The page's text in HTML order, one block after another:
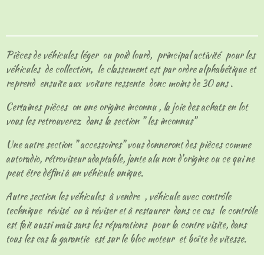
g
r
g
r
g
r
g
r
Pièces de véhicules léger ou poid lourd, principal activité pour les
véhicules de collection, le classement est par ordre alphabétique et
reprend ensuite aux voiture ressente donc moins de 30 ans .
Certaines pièces on une origine inconnu , la joie des achats en lot
vous les retrouverez dans la section " les inconnus"
Une autre section " accessoires" vous donneront des pièces comme
autoradio, rétroviseur adaptable, jante alu non d'origine ou ce qui ne
peut être défini à un véhicule unique.
Autre section les véhicules à vendre , véhicule avec contrôle
technique révisé ou à réviser et à restaurer dans ce cas le contrôle
est fait aussi mais sans les réparations pour la contre visite, dans
tous les cas la garantie est sur le bloc moteur et boîte de vitesse.